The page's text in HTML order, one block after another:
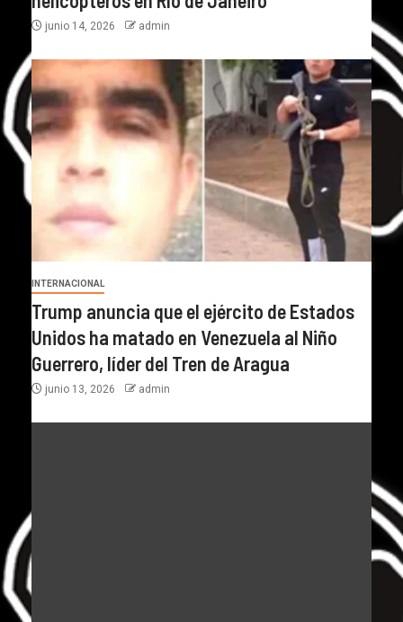
junio 14, 2026 admin
INTERNACIONAL
Trump anuncia que el ejército de Estados
Unidos ha matado en Venezuela al Niño
Guerrero, líder del Tren de Aragua
junio 13, 2026 admin